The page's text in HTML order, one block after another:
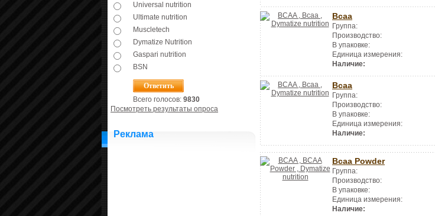
Universal nutrition
Ultimate nutrition
Muscletech
Dymatize Nutrition
Gaspari nutrition
BSN
Всего голосов: 9830
Посмотреть результаты опроса
Реклама
Bcaa
Группа:
Производство:
В упаковке:
Единица измерения:
Наличие:
Bcaa
Группа:
Производство:
В упаковке:
Единица измерения:
Наличие:
Bcaa Powder
Группа:
Производство:
В упаковке:
Единица измерения:
Наличие: